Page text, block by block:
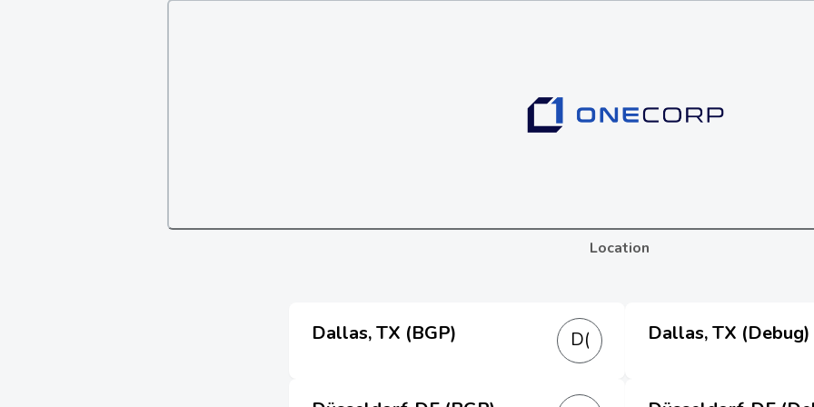
Location
Dallas, TX (BGP) D( Dallas, TX (Debug)